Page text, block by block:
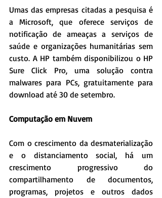
Umas das empresas citadas a pesquisa é
a Microsoft, que oferece serviços de
notificação de ameaças a serviços de
saúde e organizações humanitárias sem
custo. A HP também disponibilizou o HP
Sure Click Pro, uma solução contra
malwares para PCs, gratuitamente para
download até 30 de setembro.
Computação em Nuvem
Com o crescimento da desmaterialização
e o distanciamento social, há um
crescimento progressivo do
compartilhamento de documentos,
programas, projetos e outros dados